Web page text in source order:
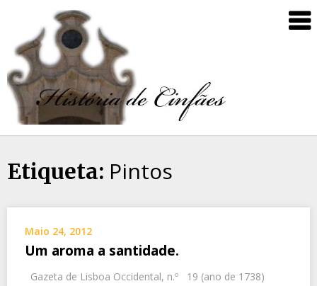
Etiqueta: Pintos
Maio 24, 2012
Um aroma a santidade.
Gazeta de Lisboa Occidental, n.º 19 (ano de 1738)